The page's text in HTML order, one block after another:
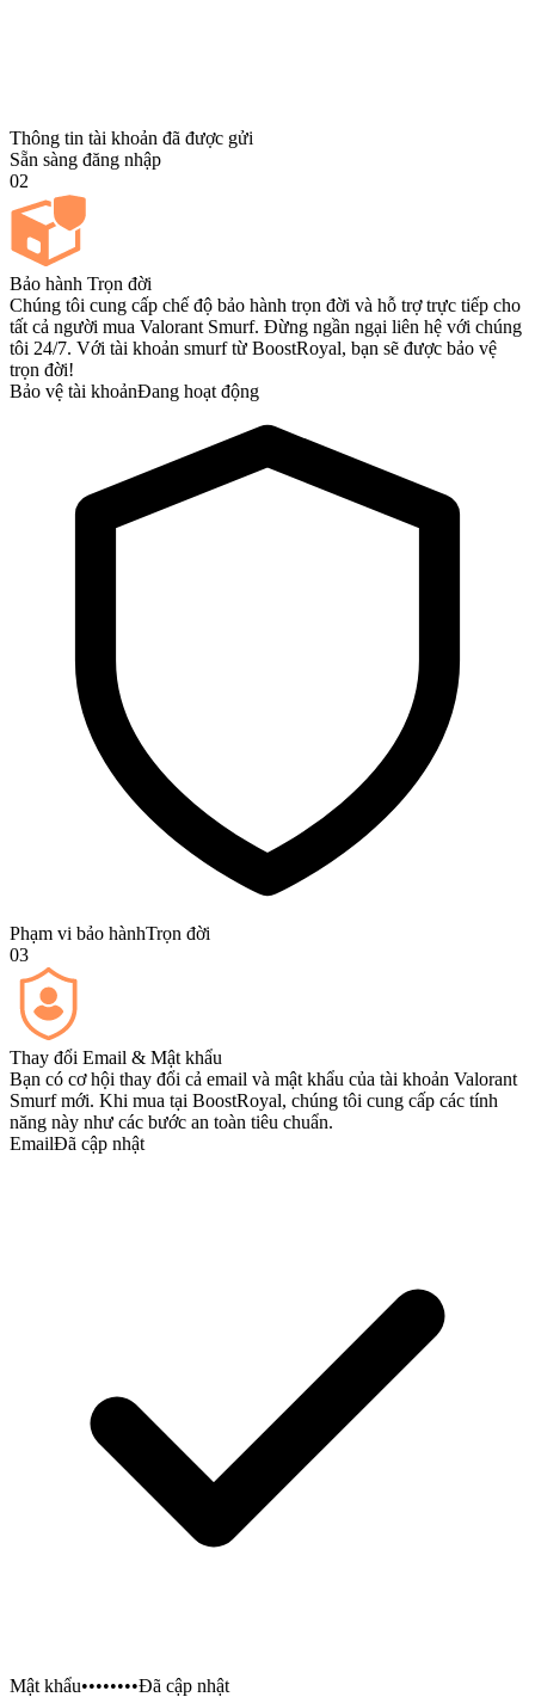
Thông tin tài khoản đã được gửi
Sẵn sàng đăng nhập
02
Bảo hành Trọn đời
Chúng tôi cung cấp chế độ bảo hành trọn đời và hỗ trợ trực tiếp cho
tất cả người mua Valorant Smurf. Đừng ngần ngại liên hệ với chúng
tôi 24/7. Với tài khoản smurf từ BoostRoyal, bạn sẽ được bảo vệ
trọn đời!
Bảo vệ tài khoảnĐang hoạt động
Phạm vi bảo hànhTrọn đời
03
Thay đổi Email & Mật khẩu
Bạn có cơ hội thay đổi cả email và mật khẩu của tài khoản Valorant
Smurf mới. Khi mua tại BoostRoyal, chúng tôi cung cấp các tính
năng này như các bước an toàn tiêu chuẩn.
EmailĐã cập nhật
Mật khẩu••••••••Đã cập nhật